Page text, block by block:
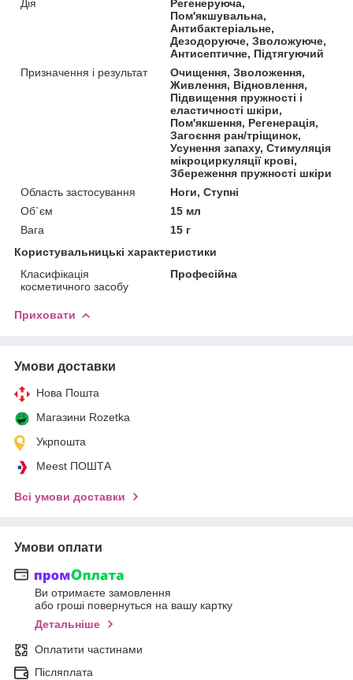
Дія
Регенеруюча,
Пом'якшувальна,
Антибактеріальне,
Дезодоруюче, Зволожуюче,
Антисептичне, Підтягуючий
Призначення і результат
Очищення, Зволоження,
Живлення, Відновлення,
Підвищення пружності і
еластичності шкіри,
Пом'якшення, Регенерація,
Загоєння ран/тріщинок,
Усунення запаху, Стимуляція
мікроциркуляції крові,
Збереження пружності шкіри
Область застосування
Ноги, Ступні
Об`єм
15 мл
Вага
15 г
Користувальницькі характеристики
Класифікація
косметичного засобу
Професійна
Приховати
Умови доставки
Нова Пошта
Магазини Rozetka
Укрпошта
Meest ПОШТА
Всі умови доставки
Умови оплати
Ви отримаєте замовлення
або гроші повернуться на вашу картку
Детальніше
Оплатити частинами
Післяплата